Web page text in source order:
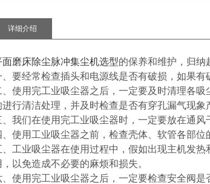
详细介绍
面磨床除尘脉冲集尘机选型的保养和维护，归纳
、要经常检查插头和电源线是否有破损，如果有
、使用完工业吸尘器之后，一定要及时清理各
进行清洁处理，并及时检查是否有穿孔漏气现
、我们在使用完工业吸尘器时，一定要放在通风
、使用工业吸尘器之前，检查壳体、软管各部
、工业吸尘器在使用过程中，假如出现主机发
，以免造成不必要的麻烦和损失。
、使用完工业吸尘器之后，一定要检查安全阀